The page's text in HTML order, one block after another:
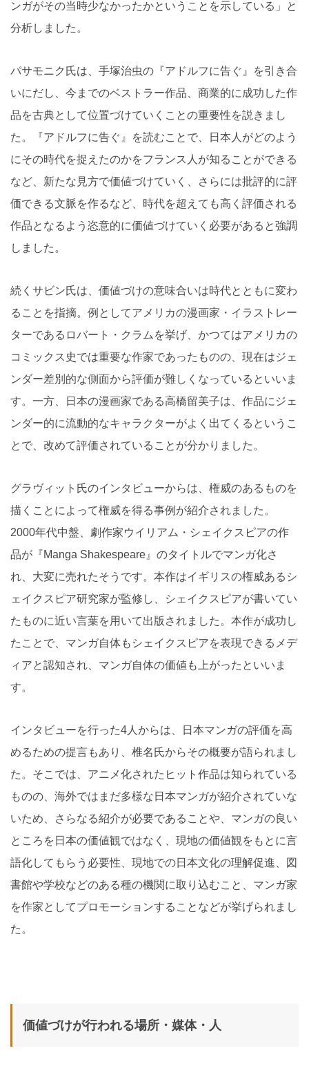
ンガがその当時少なかったかということを示している」と
分析しました。
パサモニク氏は、手塚治虫の『アドルフに告ぐ』を引き合
いにだし、今までのベストラー作品、商業的に成功した作
品を古典として位置づけていくことの重要性を説きまし
た。『アドルフに告ぐ』を読むことで、日本人がどのよう
にその時代を捉えたのかをフランス人が知ることができる
など、新たな見方で価値づけていく、さらには批評的に評
価できる文脈を作るなど、時代を超えても高く評価される
作品となるよう恣意的に価値づけていく必要があると強調
しました。
続くサビン氏は、価値づけの意味合いは時代とともに変わ
ることを指摘。例としてアメリカの漫画家・イラストレー
ターであるロバート・クラムを挙げ、かつてはアメリカの
コミックス史では重要な作家であったものの、現在はジェ
ンダー差別的な側面から評価が難しくなっているといいま
す。一方、日本の漫画家である高橋留美子は、作品にジェ
ンダー的に流動的なキャラクターがよく出てくるというこ
とで、改めて評価されていることが分かりました。
グラヴィット氏のインタビューからは、権威のあるものを
描くことによって権威を得る事例が紹介されました。
2000年代中盤、劇作家ウイリアム・シェイクスピアの作
品が『Manga Shakespeare』のタイトルでマンガ化さ
れ、大変に売れたそうです。本作はイギリスの権威あるシ
ェイクスピア研究家が監修し、シェイクスピアが書いてい
たものに近い言葉を用いて出版されました。本作が成功し
たことで、マンガ自体もシェイクスピアを表現できるメデ
ィアと認知され、マンガ自体の価値も上がったといいま
す。
インタビューを行った4人からは、日本マンガの評価を高
めるための提言もあり、椎名氏からその概要が語られまし
た。そこでは、アニメ化されたヒット作品は知られている
ものの、海外ではまだ多様な日本マンガが紹介されていな
いため、さらなる紹介が必要であることや、マンガの良い
ところを日本の価値観ではなく、現地の価値観をもとに言
語化してもらう必要性、現地での日本文化の理解促進、図
書館や学校などのある種の機関に取り込むこと、マンガ家
を作家としてプロモーションすることなどが挙げられまし
た。
価値づけが行われる場所・媒体・人